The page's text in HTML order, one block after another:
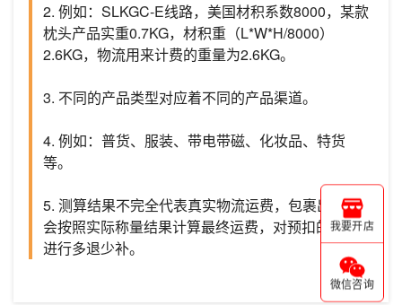
2. 例如：SLKGC-E线路，美国材积系数8000，某款
枕头产品实重0.7KG，材积重（L*W*H/8000）
2.6KG，物流用来计费的重量为2.6KG。
3. 不同的产品类型对应着不同的产品渠道。
4. 例如：普货、服装、带电带磁、化妆品、特货
等。
5. 测算结果不完全代表真实物流运费，包裹出库时
会按照实际称量结果计算最终运费，对预扣的运费
进行多退少补。
我要开店
微信咨询